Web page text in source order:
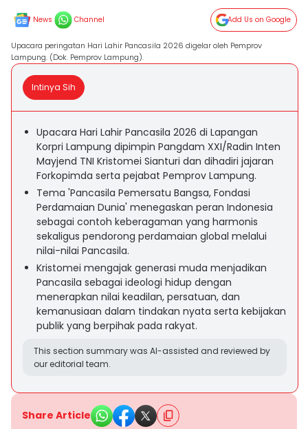
News Channel Add Us on Google
Upacara peringatan Hari Lahir Pancasila 2026 digelar oleh Pemprov
Lampung. (Dok. Pemprov Lampung).
Intinya Sih
Upacara Hari Lahir Pancasila 2026 di Lapangan
Korpri Lampung dipimpin Pangdam XXI/Radin Inten
Mayjend TNI Kristomei Sianturi dan dihadiri jajaran
Forkopimda serta pejabat Pemprov Lampung.
Tema 'Pancasila Pemersatu Bangsa, Fondasi
Perdamaian Dunia' menegaskan peran Indonesia
sebagai contoh keberagaman yang harmonis
sekaligus pendorong perdamaian global melalui
nilai-nilai Pancasila.
Kristomei mengajak generasi muda menjadikan
Pancasila sebagai ideologi hidup dengan
menerapkan nilai keadilan, persatuan, dan
kemanusiaan dalam tindakan nyata serta kebijakan
publik yang berpihak pada rakyat.
This section summary was AI-assisted and reviewed by
our editorial team.
Share Article